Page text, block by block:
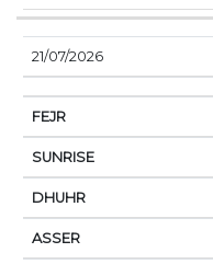
21/07/2026